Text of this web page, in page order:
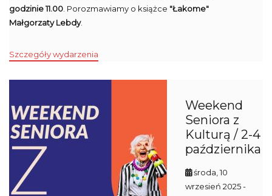
godzinie 11.00 . Porozmawiamy o książce "Łakome"
Małgorzaty Lebdy.
Szczegóły wydarzenia
Weekend
Seniora z
Kulturą / 2-4
października
środa, 10
wrzesień 2025-